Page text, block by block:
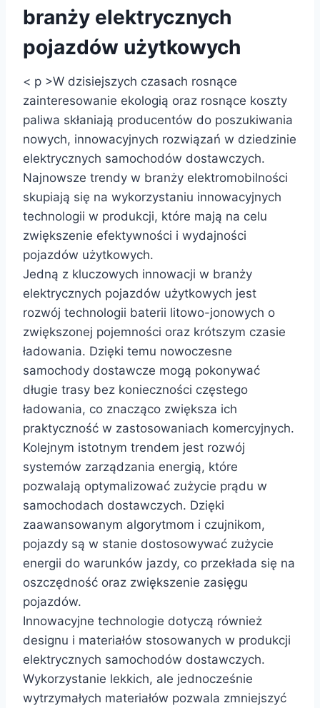
branży elektrycznych
pojazdów użytkowych
< p >W dzisiejszych czasach rosnące
zainteresowanie ekologią oraz rosnące koszty
paliwa skłaniają producentów do poszukiwania
nowych, innowacyjnych rozwiązań w dziedzinie
elektrycznych samochodów dostawczych.
Najnowsze trendy w branży elektromobilności
skupiają się na wykorzystaniu innowacyjnych
technologii w produkcji, które mają na celu
zwiększenie efektywności i wydajności
pojazdów użytkowych.
Jedną z kluczowych innowacji w branży
elektrycznych pojazdów użytkowych jest
rozwój technologii baterii litowo-jonowych o
zwiększonej pojemności oraz krótszym czasie
ładowania. Dzięki temu nowoczesne
samochody dostawcze mogą pokonywać
długie trasy bez konieczności częstego
ładowania, co znacząco zwiększa ich
praktyczność w zastosowaniach komercyjnych.
Kolejnym istotnym trendem jest rozwój
systemów zarządzania energią, które
pozwalają optymalizować zużycie prądu w
samochodach dostawczych. Dzięki
zaawansowanym algorytmom i czujnikom,
pojazdy są w stanie dostosowywać zużycie
energii do warunków jazdy, co przekłada się na
oszczędność oraz zwiększenie zasięgu
pojazdów.
Innowacyjne technologie dotyczą również
designu i materiałów stosowanych w produkcji
elektrycznych samochodów dostawczych.
Wykorzystanie lekkich, ale jednocześnie
wytrzymałych materiałów pozwala zmniejszyć